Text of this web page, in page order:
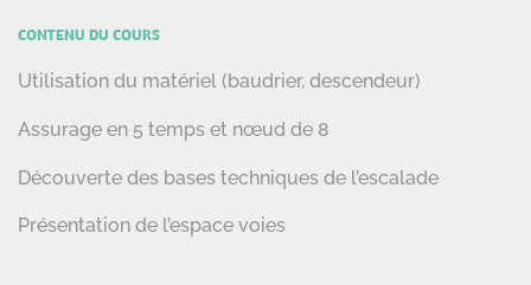
CONTENU DU COURS
Utilisation du matériel (baudrier, descendeur)
Assurage en 5 temps et nœud de 8
Découverte des bases techniques de l’escalade
Présentation de l’espace voies